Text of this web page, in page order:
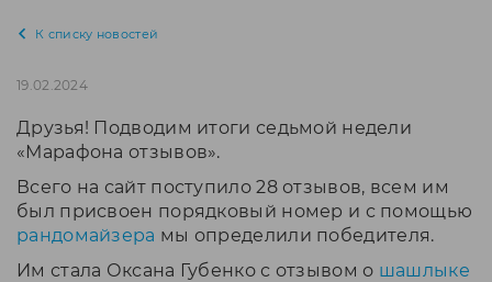
К списку новостей
19.02.2024
Друзья! Подводим итоги седьмой недели
«Марафона отзывов».
Всего на сайт поступило 28 отзывов, всем им
был присвоен порядковый номер и с помощью
рандомайзера мы определили победителя.
Им стала Оксана Губенко с отзывом о шашлыке